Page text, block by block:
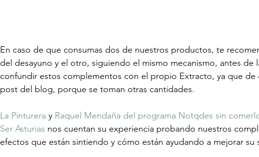
En caso de que consumas dos de nuestros productos, te
del desayuno y el otro, siguiendo el mismo mecanismo, antes de
confundir estos complementos con el propio Extracto, ya que de
post del blog, porque se toman otras cantidades.
La Pinturera y Raquel Mendaña del programa Notqdes sin
Ser Asturias nos cuentan su experiencia probando nuestros
efectos que están sintiendo y cómo están ayudando a mejorar su